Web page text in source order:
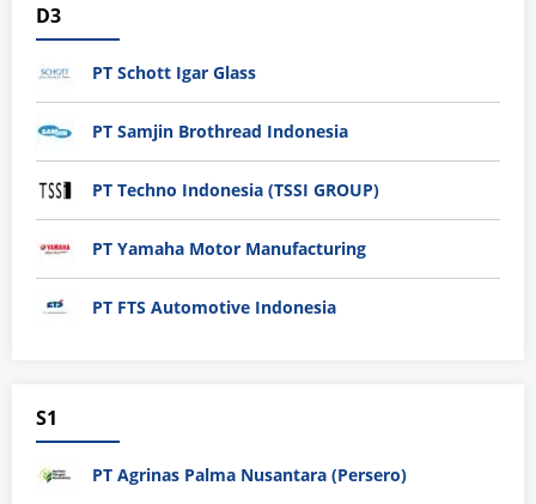
D3
PT Schott Igar Glass
PT Samjin Brothread Indonesia
PT Techno Indonesia (TSSI GROUP)
PT Yamaha Motor Manufacturing
PT FTS Automotive Indonesia
S1
PT Agrinas Palma Nusantara (Persero)